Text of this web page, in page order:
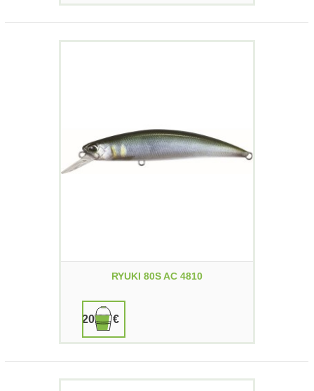
RYUKI 80S AC 4810
20,00 €